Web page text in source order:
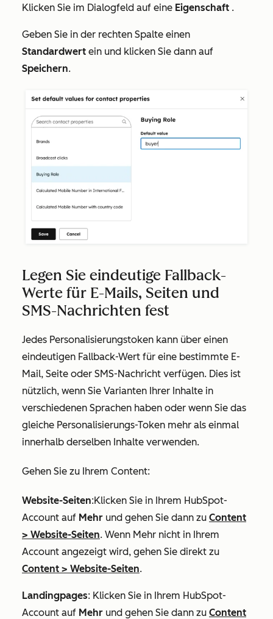
Klicken Sie im Dialogfeld auf eine Eigenschaft .
Geben Sie in der rechten Spalte einen
Standardwert ein und klicken Sie dann auf
Speichern.
Legen Sie eindeutige Fallback-
Werte für E-Mails, Seiten und
SMS-Nachrichten fest
Jedes Personalisierungstoken kann über einen
eindeutigen Fallback-Wert für eine bestimmte E-
Mail, Seite oder SMS-Nachricht verfügen. Dies ist
nützlich, wenn Sie Varianten Ihrer Inhalte in
verschiedenen Sprachen haben oder wenn Sie das
gleiche Personalisierungs-Token mehr als einmal
innerhalb derselben Inhalte verwenden.
Gehen Sie zu Ihrem Content:
Website-Seiten:Klicken Sie in Ihrem HubSpot-
Account auf Mehr und gehen Sie dann zu Content
> Website-Seiten. Wenn Mehr nicht in Ihrem
Account angezeigt wird, gehen Sie direkt zu
Content > Website-Seiten.
Landingpages: Klicken Sie in Ihrem HubSpot-
Account auf Mehr und gehen Sie dann zu Content